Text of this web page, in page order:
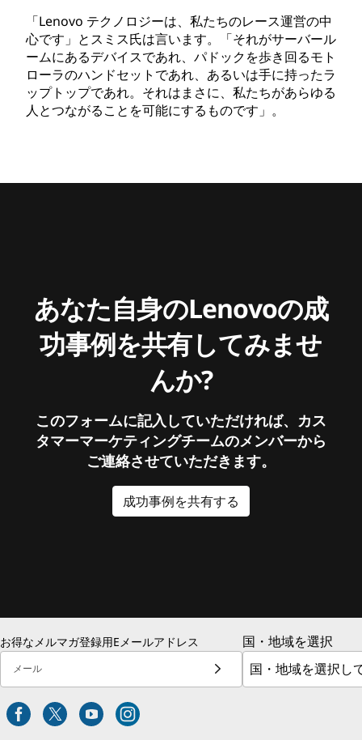
「Lenovo テクノロジーは、私たちのレース運営の中
心です」とスミス氏は言います。「それがサーバール
ームにあるデバイスであれ、パドックを歩き回るモト
ローラのハンドセットであれ、あるいは手に持ったラ
ップトップであれ。それはまさに、私たちがあらゆる
人とつながることを可能にするものです」。
あなた自身のLenovoの成
功事例を共有してみませ
んか?
このフォームに記入していただければ、カス
タマーマーケティングチームのメンバーから
ご連絡させていただきます。
成功事例を共有する
お得なメルマガ登録用Eメールアドレス
メール
国・地域を選択